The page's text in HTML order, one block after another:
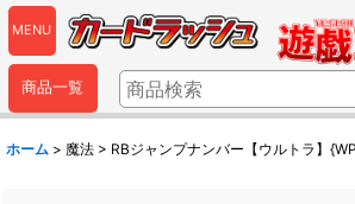
MENU
商品一覧
ホーム > 魔法 > RBジャンプナンバー【ウルトラ】